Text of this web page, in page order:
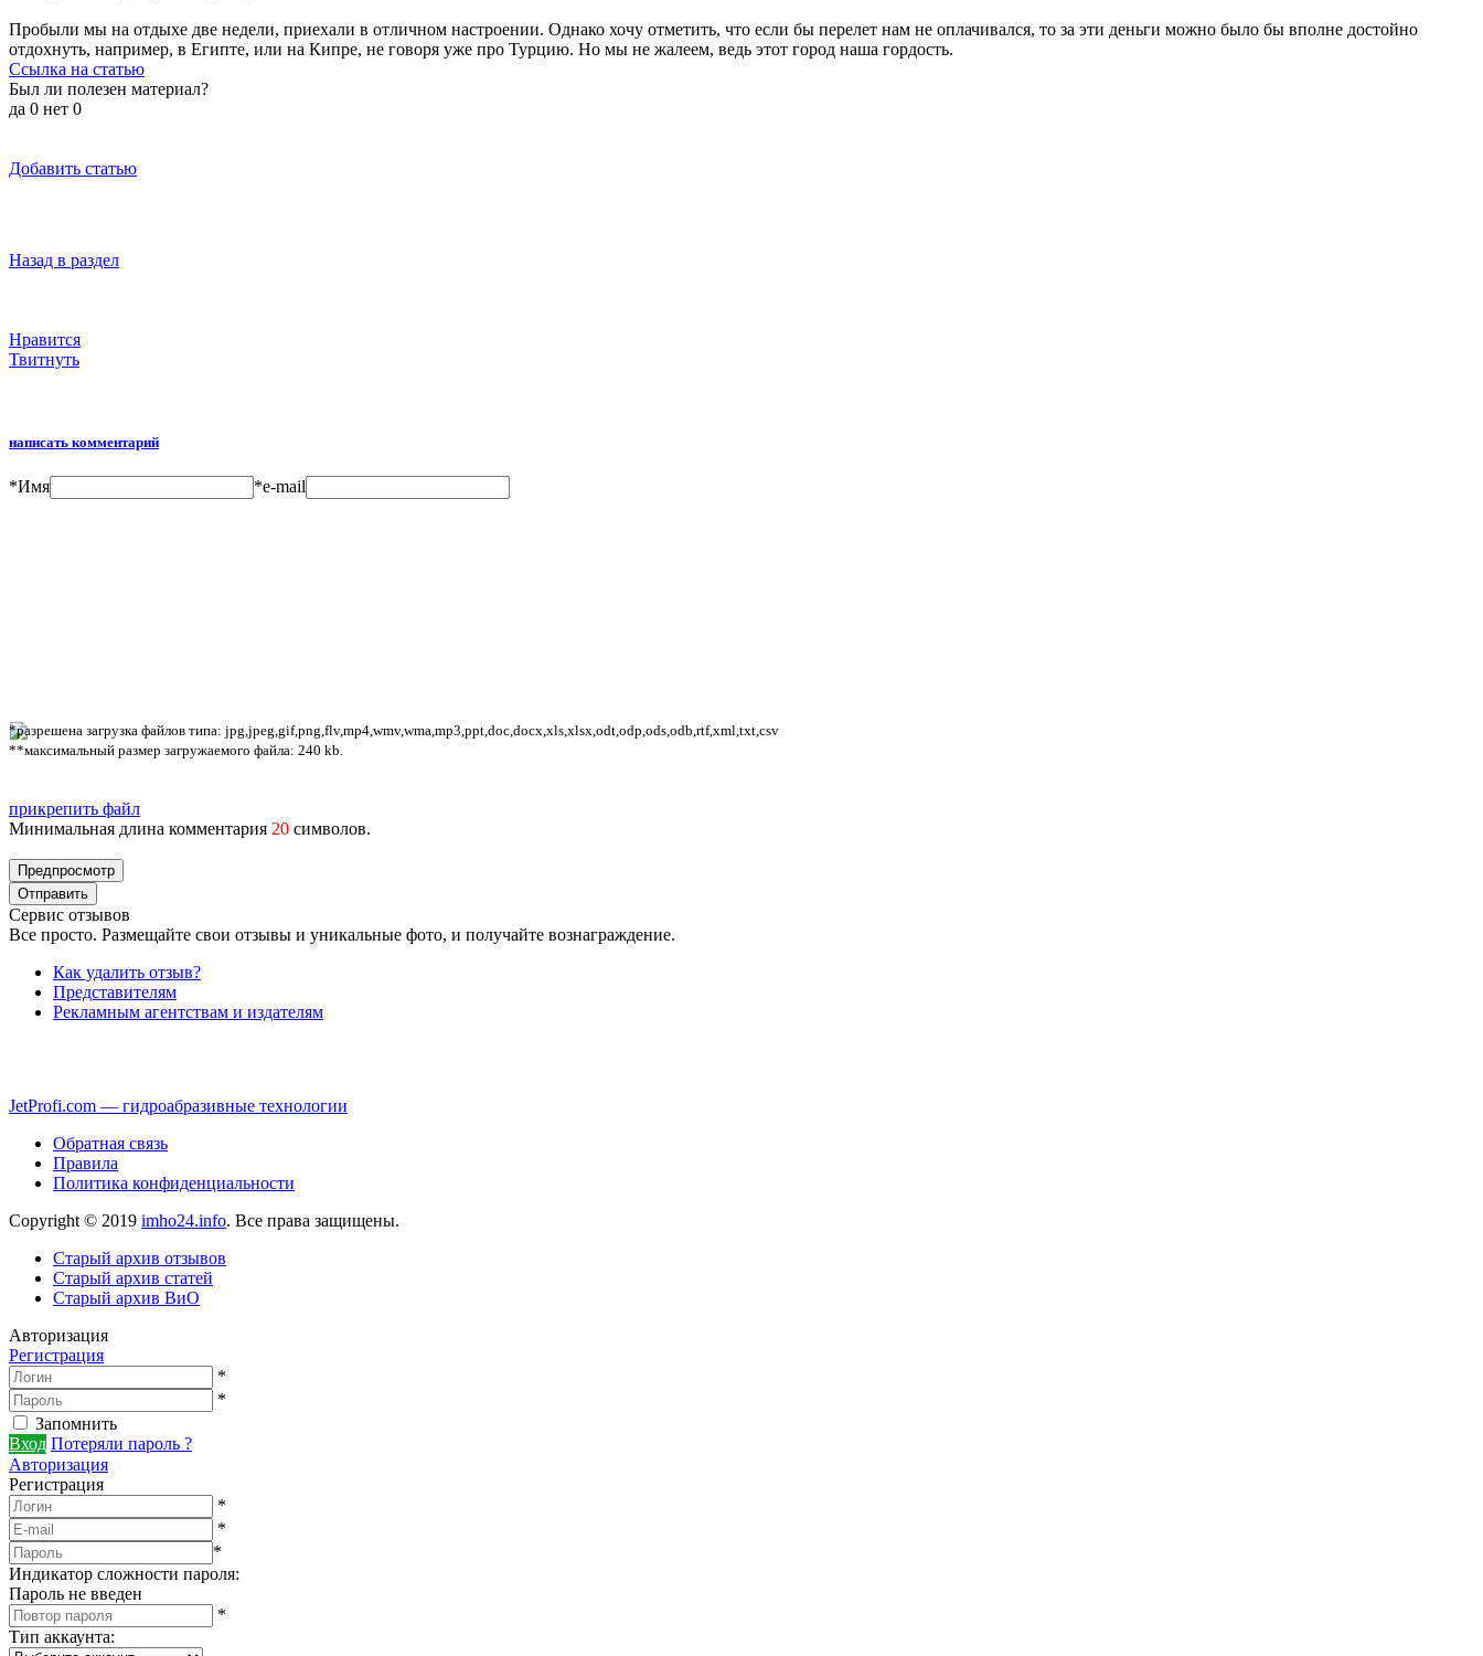
Пробыли мы на отдыхе две недели, приехали в отличном настроении. Однако хочу отметить, что если бы перелет нам не оплачивался, то за эти деньги можно было бы вполне достойно
отдохнуть, например, в Египте, или на Кипре, не говоря уже про Турцию. Но мы не жалеем, ведь этот город наша гордость.
Ссылка на статью
Был ли полезен материал?
да 0 нет 0
Добавить статью
Назад в раздел
Нравится
Твитнуть
написать комментарий
*Имя *e-mail
*разрешена загрузка файлов типа: jpg,jpeg,gif,png,flv,mp4,wmv,wma,mp3,ppt,doc,docx,xls,xlsx,odt,odp,ods,odb,rtf,xml,txt,csv
**максимальный размер загружаемого файла: 240 kb.
прикрепить файл
Минимальная длина комментария 20 символов.
Сервис отзывов
Все просто. Размещайте свои отзывы и уникальные фото, и получайте вознаграждение.
Как удалить отзыв?
Представителям
Рекламным агентствам и издателям
JetProfi.com — гидроабразивные технологии
Обратная связь
Правила
Политика конфиденциальности
Copyright © 2019 imho24.info. Все права защищены.
Старый архив отзывов
Старый архив статей
Старый архив ВиО
Авторизация
Регистрация
*
*
Запомнить
Вход Потеряли пароль ?
Авторизация
Регистрация
*
*
*
Индикатор сложности пароля:
Пароль не введен
*
Тип аккаунта: